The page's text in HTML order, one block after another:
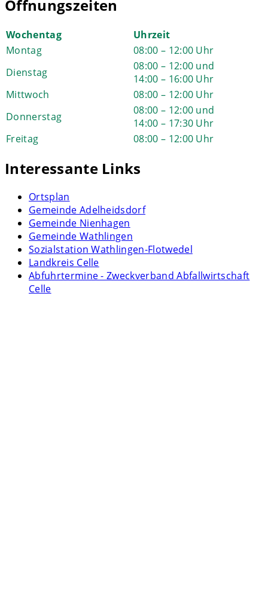
Öffnungszeiten
Wochentag
Uhrzeit
Montag
08:00 – 12:00 Uhr
Dienstag
08:00 – 12:00 und
14:00 – 16:00 Uhr
Mittwoch
08:00 – 12:00 Uhr
Donnerstag
08:00 – 12:00 und
14:00 – 17:30 Uhr
Freitag
08:00 – 12:00 Uhr
Interessante Links
Ortsplan
Gemeinde Adelheidsdorf
Gemeinde Nienhagen
Gemeinde Wathlingen
Sozialstation Wathlingen-Flotwedel
Landkreis Celle
Abfuhrtermine - Zweckverband Abfallwirtschaft
Celle